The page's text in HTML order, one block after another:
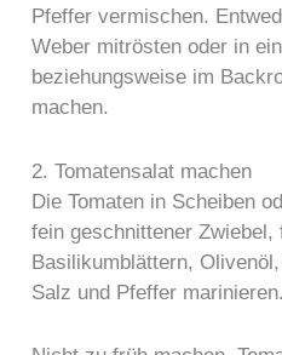
Pfeffer vermischen.
Weber mitrösten oder in
beziehungsweise im
machen.
2. Tomatensalat machen
Die Tomaten in Scheiben
fein geschnittener Zwiebel,
Basilikumblättern,
Salz und Pfeffer marinieren.